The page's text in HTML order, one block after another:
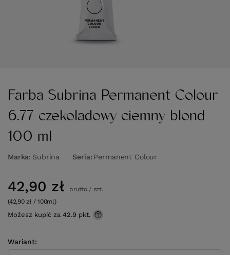
Farba Subrina Permanent Colour
6.77 czekoladowy ciemny blond
100 ml
Marka Subrina Seria Permanent Colour
Wariant
42,90 zł brutto/ szt.
(42,90 zł / 100ml)
Możesz kupić za 42.9 pkt.